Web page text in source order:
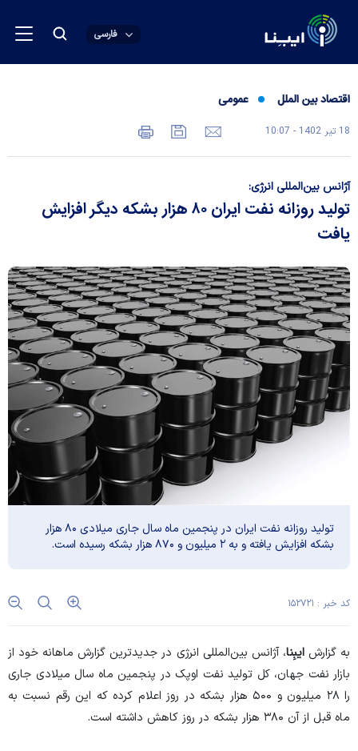
فارسی
اقتصاد بین الملل عمومی
18 تير 1402 - 10:07
آژانس بین‌المللی انرژی:
تولید روزانه نفت ایران ۸۰ هزار بشکه دیگر افزایش
یافت
تولید روزانه نفت ایران در پنجمین ماه سال جاری میلادی ۸۰ هزار
بشکه افزایش یافته و به ۲ میلیون و ۸۷۰ هزار بشکه رسیده است.
کد خبر : ۱۵۲۷۲۱
به گزارشایبِنا، آژانس بین‌المللی انرژی در جدیدترین گزارش ماهانه خود از
بازار نفت جهان، کل تولید نفت اوپک در پنجمین ماه سال میلادی جاری
را ۲۸ میلیون و ۵۰۰ هزار بشکه در روز اعلام کرده که این رقم نسبت به
ماه قبل از آن ۳۸۰ هزار بشکه در روز کاهش داشته است.